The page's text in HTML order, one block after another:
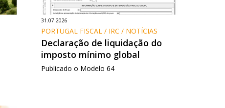
31.07.2026
PORTUGAL FISCAL / IRC / NOTÍCIAS
Declaração de liquidação do
imposto mínimo global
Publicado o Modelo 64